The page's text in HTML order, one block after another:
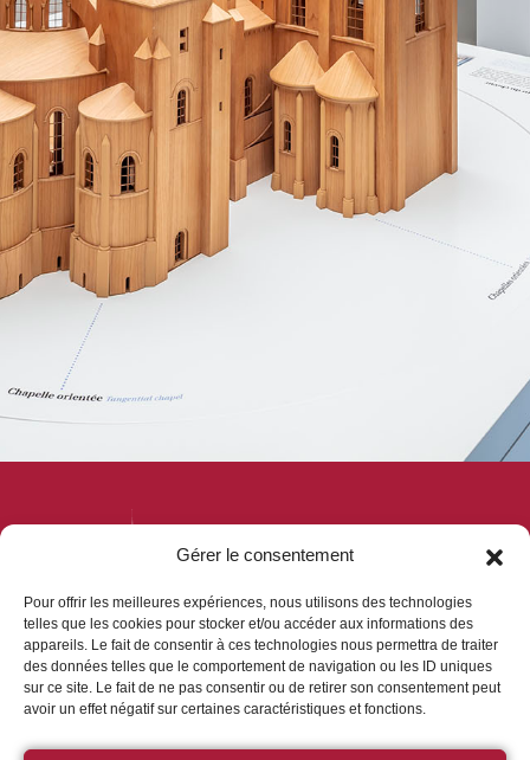
Gérer le consentement
Pour offrir les meilleures expériences, nous utilisons des technologies
telles que les cookies pour stocker et/ou accéder aux informations des
appareils. Le fait de consentir à ces technologies nous permettra de traiter
des données telles que le comportement de navigation ou les ID uniques
sur ce site. Le fait de ne pas consentir ou de retirer son consentement peut
avoir un effet négatif sur certaines caractéristiques et fonctions.
Le Belvédère de Saint-Benoît-sur-Loire, espace
interactif dédié à l’histoire et à l’architecture de